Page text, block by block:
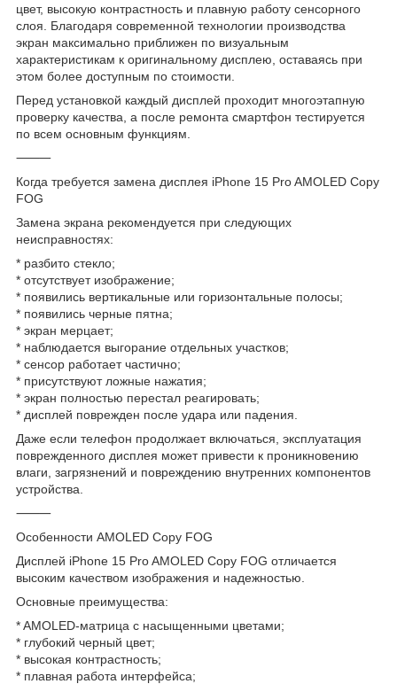
цвет, высокую контрастность и плавную работу сенсорного
слоя. Благодаря современной технологии производства
экран максимально приближен по визуальным
характеристикам к оригинальному дисплею, оставаясь при
этом более доступным по стоимости.
Перед установкой каждый дисплей проходит многоэтапную
проверку качества, а после ремонта смартфон тестируется
по всем основным функциям.
⸻
Когда требуется замена дисплея iPhone 15 Pro AMOLED Copy
FOG
Замена экрана рекомендуется при следующих
неисправностях:
* разбито стекло;
* отсутствует изображение;
* появились вертикальные или горизонтальные полосы;
* появились черные пятна;
* экран мерцает;
* наблюдается выгорание отдельных участков;
* сенсор работает частично;
* присутствуют ложные нажатия;
* экран полностью перестал реагировать;
* дисплей поврежден после удара или падения.
Даже если телефон продолжает включаться, эксплуатация
поврежденного дисплея может привести к проникновению
влаги, загрязнений и повреждению внутренних компонентов
устройства.
⸻
Особенности AMOLED Copy FOG
Дисплей iPhone 15 Pro AMOLED Copy FOG отличается
высоким качеством изображения и надежностью.
Основные преимущества:
* AMOLED-матрица с насыщенными цветами;
* глубокий черный цвет;
* высокая контрастность;
* плавная работа интерфейса;